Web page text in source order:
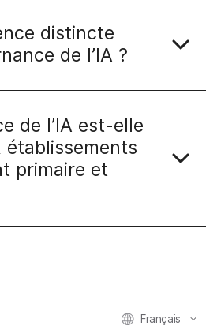
distincte
de l’IA ?
de l’IA est-elle
établissements
primaire et
Français